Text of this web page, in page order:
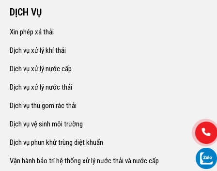
DỊCH VỤ
Xin phép xả thải
Dịch vụ xử lý khí thải
Dịch vụ xử lý nước cấp
Dịch vụ xử lý nước thải
Dịch vụ thu gom rác thải
Dịch vụ vệ sinh môi trường
Dịch vụ phun khử trùng diệt khuẩn
Vận hành bảo trí hệ thống xử lý nước thải và nước cấp